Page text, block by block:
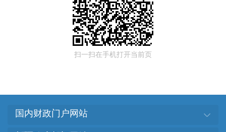
扫一扫在手机打开当前页
国内财政门户网站